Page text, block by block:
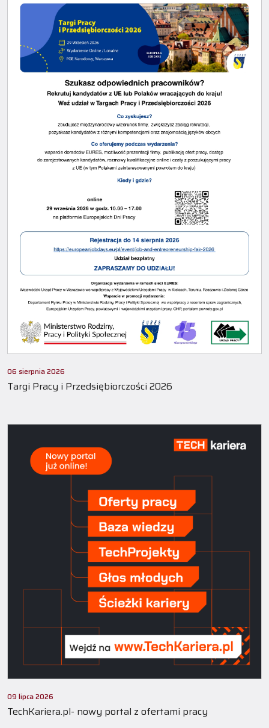
06 sierpnia 2026
Targi Pracy i Przedsiębiorczości 2026
09 lipca 2026
TechKariera.pl- nowy portal z ofertami pracy